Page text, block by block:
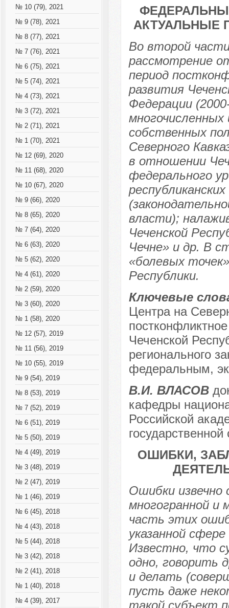
№ 10 (79), 2021
№ 9 (78), 2021
№ 8 (77), 2021
№ 7 (76), 2021
№ 6 (75), 2021
№ 5 (74), 2021
№ 4 (73), 2021
№ 3 (72), 2021
№ 2 (71), 2021
№ 1 (70), 2021
№ 12 (69), 2020
№ 11 (68), 2020
№ 10 (67), 2020
№ 9 (66), 2020
№ 8 (65), 2020
№ 7 (64), 2020
№ 6 (63), 2020
№ 5 (62), 2020
№ 4 (61), 2020
№ 2 (59), 2020
№ 3 (60), 2020
№ 1 (58), 2020
№ 12 (57), 2019
№ 11 (56), 2019
№ 10 (55), 2019
№ 9 (54), 2019
№ 8 (53), 2019
№ 7 (52), 2019
№ 6 (51), 2019
№ 5 (50), 2019
№ 4 (49), 2019
№ 3 (48), 2019
№ 2 (47), 2019
№ 1 (46), 2019
№ 6 (45), 2018
№ 4 (43), 2018
№ 5 (44), 2018
№ 3 (42), 2018
№ 2 (41), 2018
№ 1 (40), 2018
№ 4 (39), 2017
АКТУАЛЬНЫЕ
Во второй
рассмотрение
период
развития
Федерации
многочисленных
собственных
Северного
в отношении
федерального
власти);
Чеченской
Чечне» и др. В
«болевых
Республики.
Ключевые
Центра на
Чеченской
регионального
федеральным,
В.И. ВЛАСОВ
кафедры
Российской
ОШИБКИ,
Ошибки извечно
многогранной и
часть этих
указанной
Известно, что
одно, говорить
и делать
пусть даже